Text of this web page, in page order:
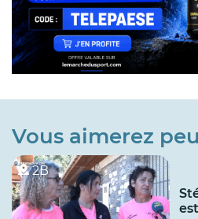
Vous aimerez
2B